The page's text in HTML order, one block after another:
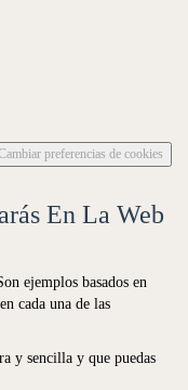
preferencias de cookies
En La Web
ejemplos basados en
cada una de las
y sencilla y que puedas